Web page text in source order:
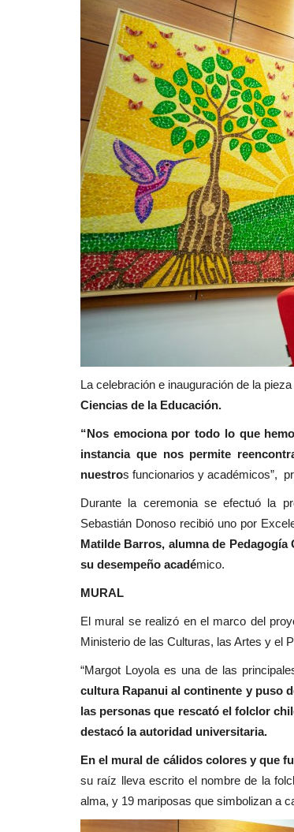
La celebración e inauguración de la
Ciencias de la Educación.
“Nos emociona por todo lo que
instancia que nos permite
nuestros funcionarios y académicos”,
Durante la ceremonia se efectuó la
Sebastián Donoso recibió uno por
Matilde Barros, alumna de
su desempeño académico.
MURAL
El mural se realizó en el marco del
Ministerio de las Culturas, las Artes y el
“Margot Loyola es una de las
cultura Rapanui al continente y puso
las personas que rescató el folclor
destacó la autoridad universitaria.
En el mural de cálidos colores y que
su raíz lleva escrito el nombre de la
alma, y 19 mariposas que simbolizan a
en la Comisión de Seguridad...